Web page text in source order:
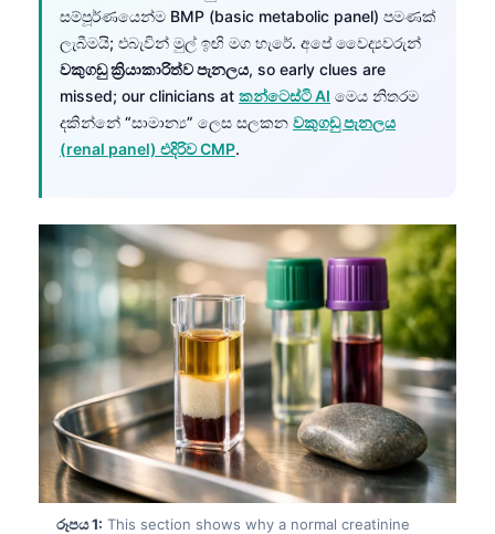
සම්පූර්ණයෙන්ම BMP (basic metabolic panel) පමණක්
ලැබීමයි; එබැවින් මුල් ඉඟි මග හැරේ. අපේ වෛද්‍යවරුන්
වකුගඩු ක්‍රියාකාරිත්ව පැනලය, so early clues are
missed; our clinicians at කන්ටෙස්ටි AI මෙය නිතරම
දකින්නේ “සාමාන්‍ය” ලෙස සලකන වකුගඩු පැනලය
(renal panel) එදිරිව CMP.
රූපය 1: This section shows why a normal creatinine